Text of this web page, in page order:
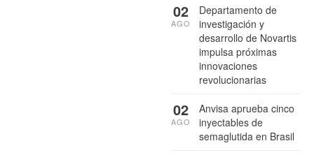
Departamento de
investigación y
desarrollo de Novartis
impulsa próximas
innovaciones
revolucionarias
02
AGO
Anvisa aprueba cinco
inyectables de
semaglutida en Brasil
02
AGO